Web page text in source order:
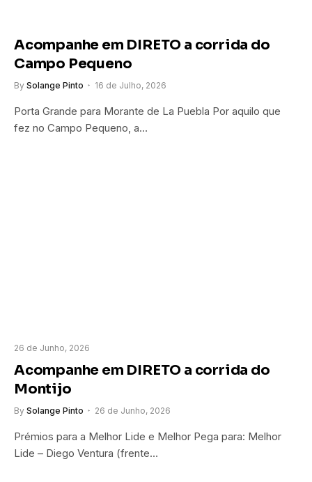
Acompanhe em DIRETO a corrida do
Campo Pequeno
By Solange Pinto 16 de Julho, 2026
Porta Grande para Morante de La Puebla Por aquilo que
fez no Campo Pequeno, a…
26 de Junho, 2026
Acompanhe em DIRETO a corrida do
Montijo
By Solange Pinto 26 de Junho, 2026
Prémios para a Melhor Lide e Melhor Pega para: Melhor
Lide – Diego Ventura (frente…